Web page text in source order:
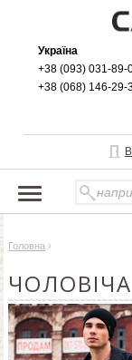
Україна
+38 (093) 031-89-
+38 (068) 146-29-
ПРО БРЕНД
ДОСТАВКА І
ОПТОВИМ
КОНТАКТИ
Головна ›